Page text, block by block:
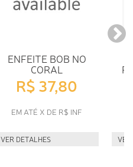
ENFEITE BOB NO
CORAL
R$ 37,80
EM ATÉ X DE R$ INF
VER DETALHES VER